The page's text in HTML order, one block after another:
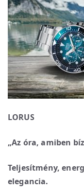
LORUS
„Az óra, amiben
Teljesítmény,
elegancia.